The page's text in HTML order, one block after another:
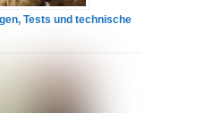
Tests und technische